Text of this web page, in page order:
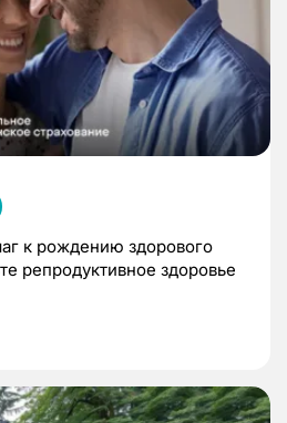
к рождению здорового
репродуктивное здоровье